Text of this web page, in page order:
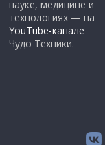
науке, медицине и
технологиях — на
YouTube-канале
Чудо Техники.